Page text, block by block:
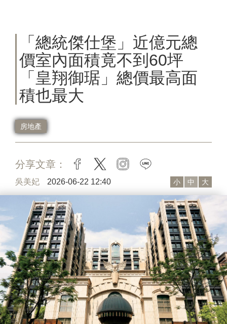
「總統傑仕堡」近億元總
價室內面積竟不到60坪
「皇翔御琚」總價最高面
積也最大
房地產
分享文章： facebook
twitter instagram
吳美妃 2026-06-22 12:40 小 中 大